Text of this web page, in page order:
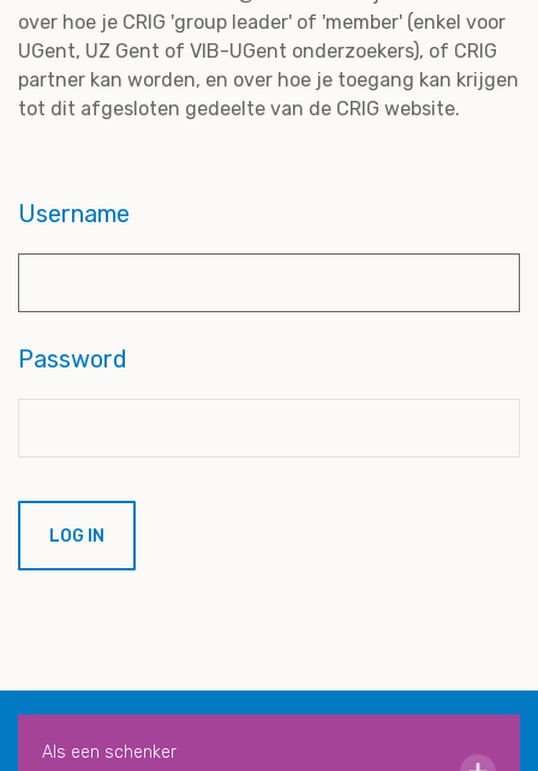
over hoe je CRIG 'group leader' of 'member' (enkel voor
UGent, UZ Gent of VIB-UGent onderzoekers), of CRIG
partner kan worden, en over hoe je toegang kan krijgen
tot dit afgesloten gedeelte van de CRIG website.
Username
Password
Als een schenker